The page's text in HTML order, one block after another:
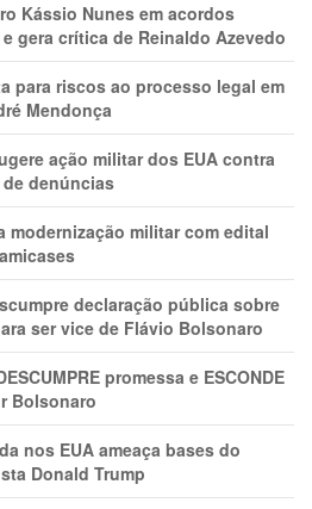
Kássio Nunes em acordos
gera crítica de Reinaldo Azevedo
para riscos ao processo legal em
Mendonça
ação militar dos EUA contra
denúncias
modernização militar com edital
declaração pública sobre
ser vice de Flávio Bolsonaro
promessa e ESCONDE
Bolsonaro
nos EUA ameaça bases do
Donald Trump